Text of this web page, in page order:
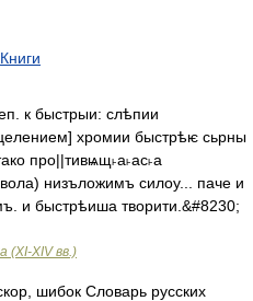
Книги
к быстрыи: слѣпии
хромии быстрѣѥ сьрны
про||тивѩщ˫а˫ас˫а
низъложимъ силоу... паче и
и быстрѣиша творити.&#8230;
(XI-XIV вв.)
шибок Словарь русских